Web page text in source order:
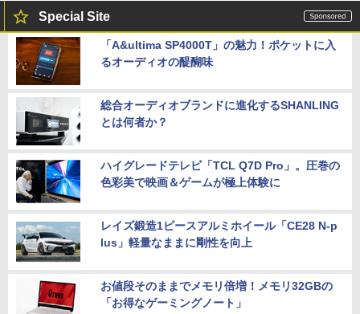
Special Site
「A&ultima SP4000T」の魅力！ポケットに入
るオーディオの醍醐味
総合オーディオブランドに進化するSHANLING
とは何者か？
ハイグレードテレビ「TCL Q7D Pro」。圧巻の
色彩美で映画＆ゲームが極上体験に
レイズ鍛造1ピースアルミホイール「CE28 N-p
lus」軽量なままに剛性を向上
お値段そのままでメモリ倍増！メモリ32GBの
「お得なゲーミングノート」